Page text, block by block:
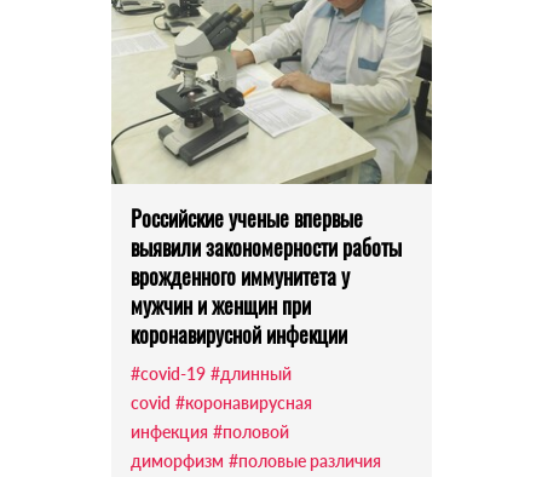
Российские ученые впервые
выявили закономерности работы
врожденного иммунитета у
мужчин и женщин при
коронавирусной инфекции
#covid-19 #длинный
covid #коронавирусная
инфекция #половой
диморфизм #половые различия